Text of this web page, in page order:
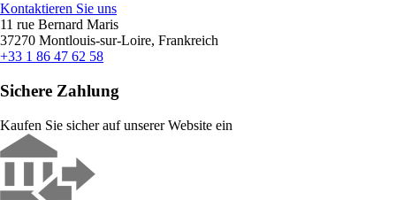
Kontaktieren Sie uns
11 rue Bernard Maris
37270 Montlouis-sur-Loire, Frankreich
+33 1 86 47 62 58
Sichere Zahlung
Kaufen Sie sicher auf unserer Website ein